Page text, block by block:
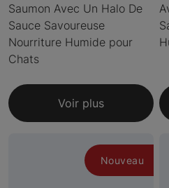
Saumon Avec Un Halo De
Sauce Savoureuse
Nourriture Humide pour
Chats
Voir plus
Nouveau